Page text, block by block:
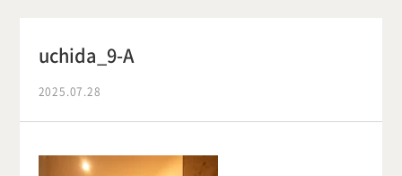
uchida_9-A
2025.07.28